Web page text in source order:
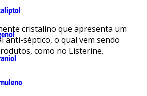
cristalino que apresenta um
anti-séptico, o qual vem sendo
como no Listerine.